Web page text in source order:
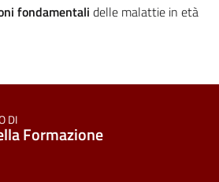
fondamentali delle malattie in età
DI
Formazione